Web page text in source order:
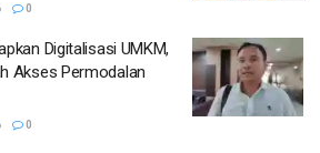
0
Digitalisasi UMKM,
Akses Permodalan
0